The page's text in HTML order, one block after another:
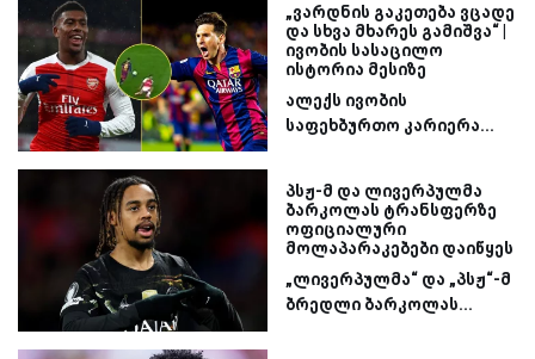
„ვარდნის გაკეთება ვცადე
და სხვა მხარეს გამიშვა“ |
ივობის სასაცილო
ისტორია მესიზე
ალექს ივობის
საფეხბურთო კარიერა...
პსჟ-მ და ლივერპულმა
ბარკოლას ტრანსფერზე
ოფიციალური
მოლაპარაკებები დაიწყეს
„ლივერპულმა“ და „პსჟ“-მ
ბრედლი ბარკოლას...